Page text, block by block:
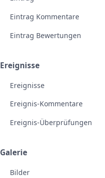
Eintrag Kommentare
Eintrag Bewertungen
Ereignisse
Ereignisse
Ereignis-Kommentare
Ereignis-Überprüfungen
Galerie
Bilder